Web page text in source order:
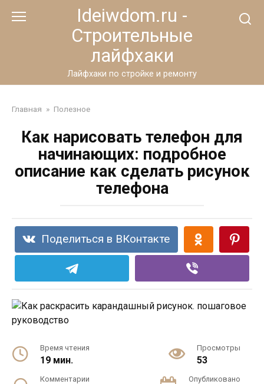
Ideiwdom.ru -
Строительные
лайфхаки
Лайфхаки по стройке и ремонту
Главная » Полезное
Как нарисовать телефон для
начинающих: подробное
описание как сделать рисунок
телефона
Поделиться в ВКонтакте
Время чтения
19 мин.
Просмотры
53
Комментарии Опубликовано